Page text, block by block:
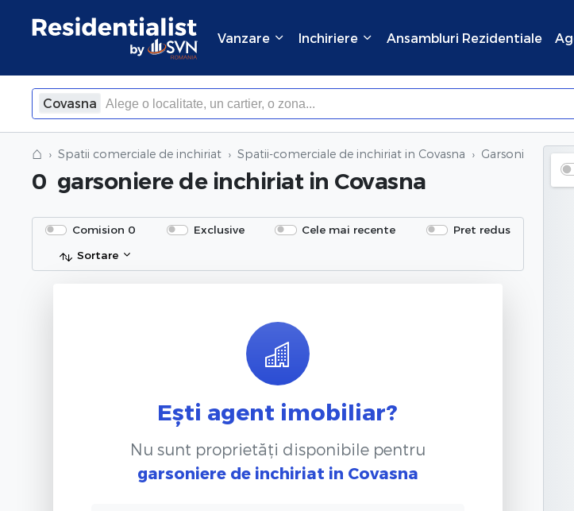
Vanzare Inchiriere Ansambluri Rezidentiale
Covasna
×Inchide
⌂ Spatii comerciale de inchiriat Spatii-comerciale de inchiriat in Covasna Garsoniere de
0 garsoniere de inchiriat in Covasna
Comision 0 Exclusive Cele mai recente
Pret redus
Sortare
Ești agent imobiliar?
Nu sunt proprietăți disponibile pentru
garsoniere de inchiriat in Covasna